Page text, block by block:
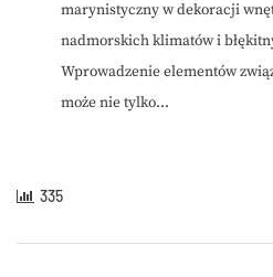
marynistyczny w dekoracji
nadmorskich klimatów i
Wprowadzenie elementów
może nie tylko...
335